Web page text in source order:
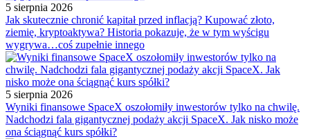
5 sierpnia 2026
Jak skutecznie chronić kapitał przed inflacją? Kupować złoto,
ziemię, kryptoaktywa? Historia pokazuje, że w tym wyścigu
wygrywa…coś zupełnie innego
5 sierpnia 2026
Wyniki finansowe SpaceX oszołomiły inwestorów tylko na chwilę.
Nadchodzi fala gigantycznej podaży akcji SpaceX. Jak nisko może
ona ściągnąć kurs spółki?